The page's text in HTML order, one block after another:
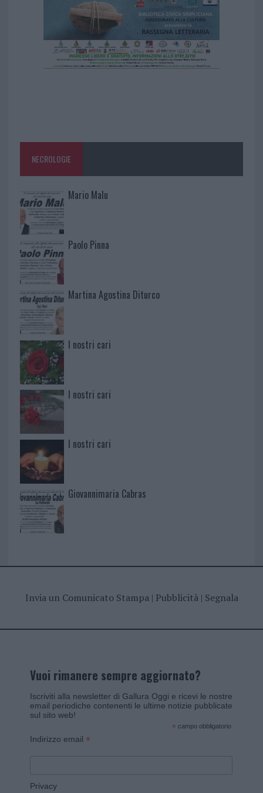
NECROLOGIE
Mario Malu
Paolo Pinna
Martina Agostina Diturco
I nostri cari
I nostri cari
I nostri cari
Giovannimaria Cabras
Invia un Comunicato Stampa| Pubblicità| Segnala
Vuoi rimanere sempre aggiornato?
Iscriviti alla newsletter di Gallura Oggi e ricevi le nostre
email periodiche contenenti le ultime notizie pubblicate
sul sito web!
* campo obbligatorio
Indirizzo email *
Privacy